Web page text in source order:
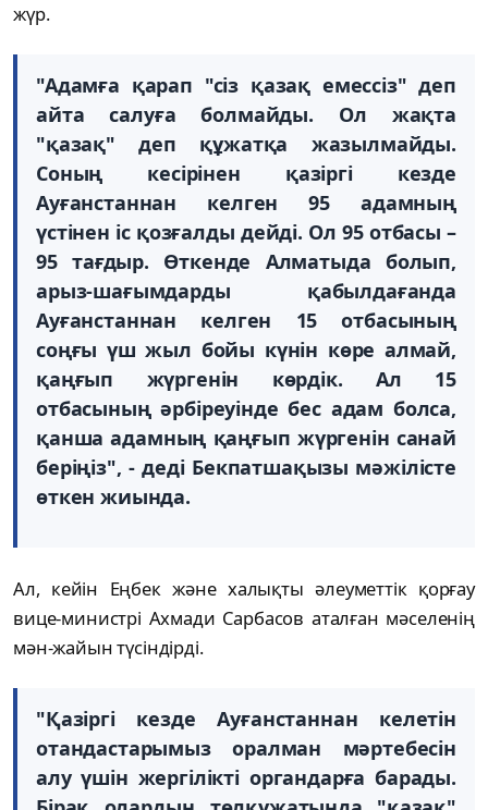
жүр.
"Адамға қарап "сіз қазақ емессіз" деп
айта салуға болмайды. Ол жақта
"қазақ" деп құжатқа жазылмайды.
Соның кесірінен қазіргі кезде
Ауғанстаннан келген 95 адамның
үстінен іс қозғалды дейді. Ол 95 отбасы –
95 тағдыр. Өткенде Алматыда болып,
арыз-шағымдарды қабылдағанда
Ауғанстаннан келген 15 отбасының
соңғы үш жыл бойы күнін көре алмай,
қаңғып жүргенін көрдік. Ал 15
отбасының әрбіреуінде бес адам болса,
қанша адамның қаңғып жүргенін санай
беріңіз", - деді Бекпатшақызы мәжілісте
өткен жиында.
Ал, кейін Еңбек және халықты әлеуметтік қорғау
вице-министрі Ахмади Сарбасов аталған мәселенің
мән-жайын түсіндірді.
"Қазіргі кезде Ауғанстаннан келетін
отандастарымыз оралман мәртебесін
алу үшін жергілікті органдарға барады.